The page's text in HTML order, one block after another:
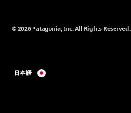
© 2026 Patagonia, Inc. All Rights Reserved.
日本語